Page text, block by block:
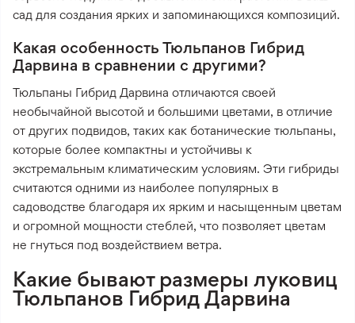
сад для создания ярких и запоминающихся композиций.
Какая особенность Тюльпанов Гибрид
Дарвина в сравнении с другими?
Тюльпаны Гибрид Дарвина отличаются своей
необычайной высотой и большими цветами, в отличие
от других подвидов, таких как ботанические тюльпаны,
которые более компактны и устойчивы к
экстремальным климатическим условиям. Эти гибриды
считаются одними из наиболее популярных в
садоводстве благодаря их ярким и насыщенным цветам
и огромной мощности стеблей, что позволяет цветам
не гнуться под воздействием ветра.
Какие бывают размеры луковиц
Тюльпанов Гибрид Дарвина